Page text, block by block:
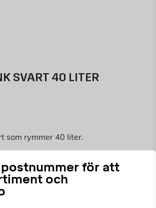
för att
och
SVART 40 LITER
som rymmer 40 liter.
för att se lagerstatus